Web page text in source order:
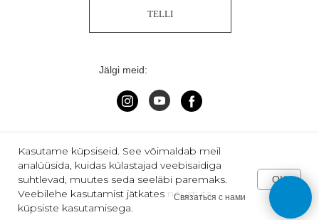
Связаться с нами
Kasutame küpsiseid. See võimaldab meil
analüüsida, kuidas külastajad veebisaidiga
suhtlevad, muutes seda seeläbi paremaks.
Veebilehe kasutamist jätkates nõustute
küpsiste kasutamisega.
OK
Jälgi meid:
TELLI
Made on Tilda